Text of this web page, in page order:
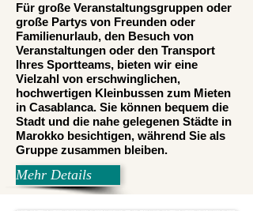
Für große Veranstaltungsgruppen oder
große Partys von Freunden oder
Familienurlaub, den Besuch von
Veranstaltungen oder den Transport
Ihres Sportteams, bieten wir eine
Vielzahl von erschwinglichen,
hochwertigen Kleinbussen zum Mieten
in Casablanca. Sie können bequem die
Stadt und die nahe gelegenen Städte in
Marokko besichtigen, während Sie als
Gruppe zusammen bleiben.
Mehr Details